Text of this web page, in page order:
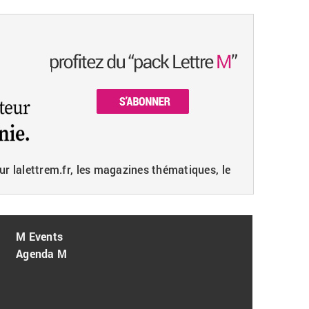
lalettrem.fr, les magazines thématiques, le
M Events
Agenda M